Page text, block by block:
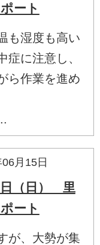
ート
も湿度も高い
症に注意し、
ら作業を進め
月15日
（日） 里
ート
が、大勢が集